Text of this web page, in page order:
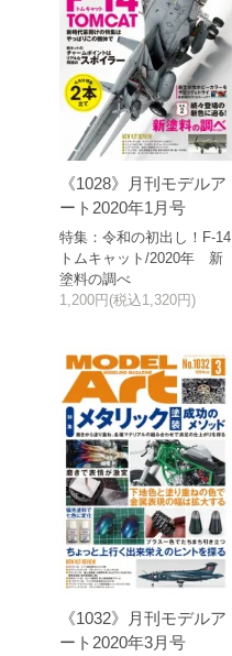
《1028》月刊モデルア
ート2020年1月号
特集：令和の初出し！F-14
トムキャット/2020年 新
塗料の調べ
1,200円(税込1,320円)
《1032》月刊モデルア
ート2020年3月号